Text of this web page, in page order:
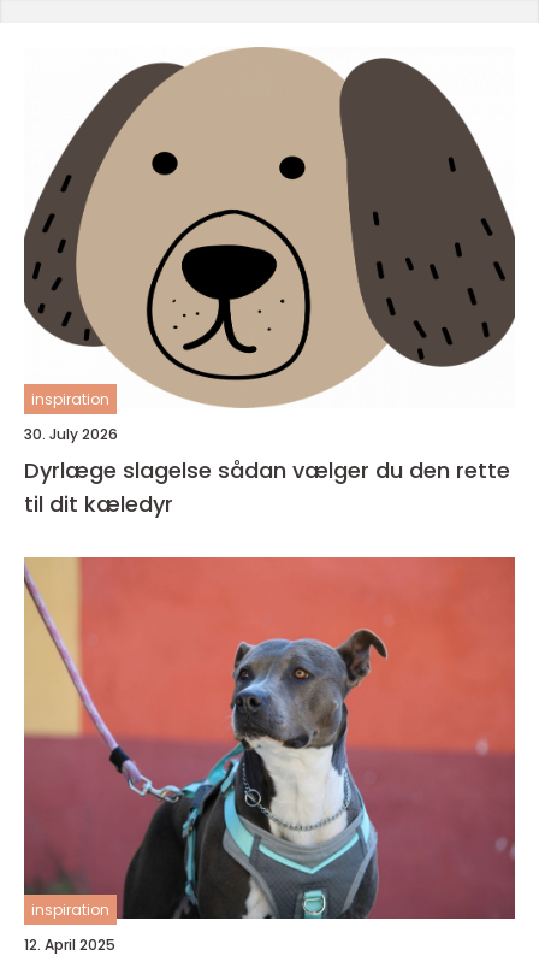
inspiration
30. July 2026
Dyrlæge slagelse sådan vælger du den rette
til dit kæledyr
inspiration
12. April 2025